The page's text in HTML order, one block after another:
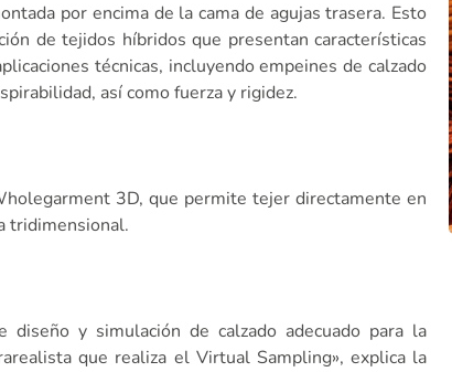
por encima de la cama de agujas trasera. Esto
de tejidos híbridos que presentan características
técnicas, incluyendo empeines de calzado
así como fuerza y rigidez.
3D, que permite tejer directamente en
tridimensional.
y simulación de calzado adecuado para la
que realiza el Virtual Sampling», explica la